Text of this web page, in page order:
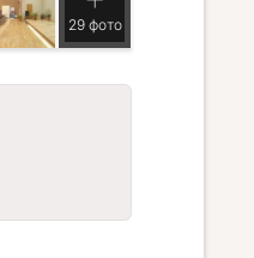
29 фото